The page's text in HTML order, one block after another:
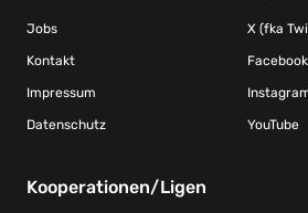
Jobs
Kontakt
Impressum
Datenschutz
X (fka
Facebook
YouTube
Kooperationen/Ligen